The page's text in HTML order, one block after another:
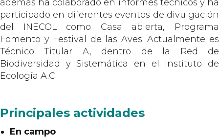
además ha colaborado en informes técnicos y ha
participado en diferentes eventos de divulgación
del INECOL como Casa abierta, Programa
Fomento y Festival de las Aves. Actualmente es
Técnico Titular A, dentro de la Red de
Biodiversidad y Sistemática en el Instituto de
Ecología A.C
Principales actividades
En campo